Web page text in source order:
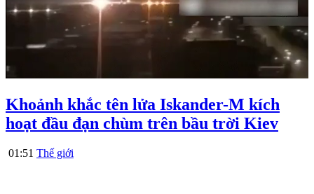
Khoảnh khắc tên lửa Iskander-M kích
hoạt đầu đạn chùm trên bầu trời Kiev
01:51 Thế giới